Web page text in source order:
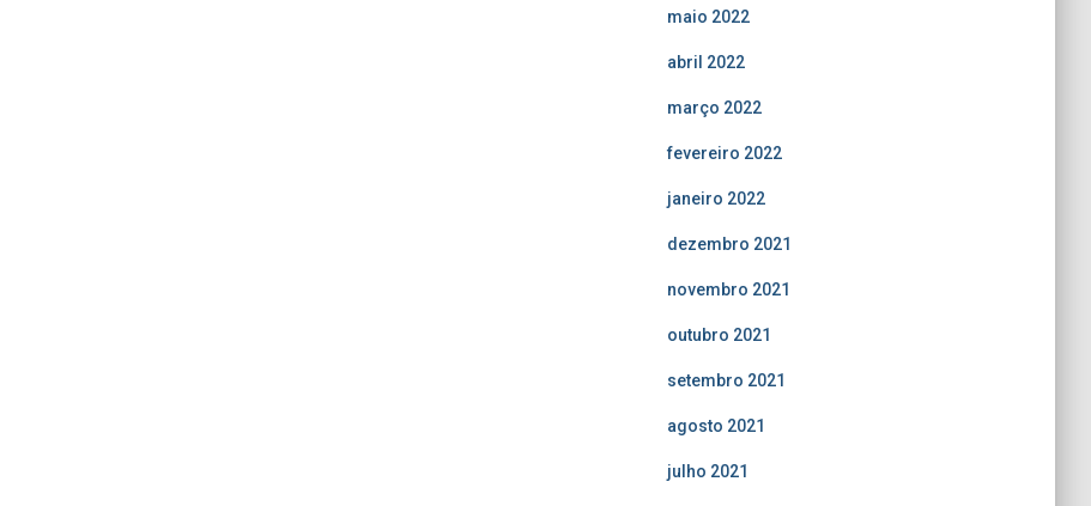
maio 2022
abril 2022
março 2022
fevereiro 2022
janeiro 2022
dezembro 2021
novembro 2021
outubro 2021
setembro 2021
agosto 2021
julho 2021